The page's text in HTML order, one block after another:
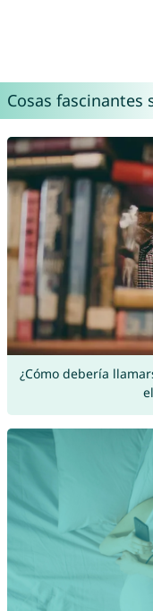
Cosas fascinantes
¿Cómo debería